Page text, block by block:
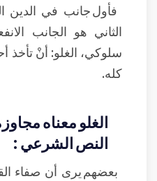
فأول جانب في الدين
الثاني هو الجانب
سلوكي، الغلو: أنْ تأخذ
كله.
الغلو معناه
النص الشرعي :
بعضهم يرى أن صفاء